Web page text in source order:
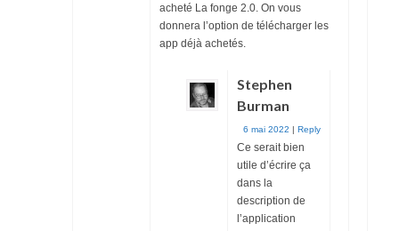
acheté La fonge 2.0. On vous
donnera l’option de télécharger les
app déjà achetés.
Stephen
Burman
6 mai 2022 | Reply
Ce serait bien
utile d’écrire ça
dans la
description de
l’application